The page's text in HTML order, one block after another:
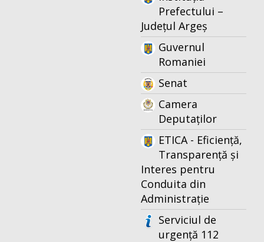
Prefectului –
Județul Argeș
Guvernul
Romaniei
Senat
Camera
Deputaților
ETICA - Eficiență,
Transparență și
Interes pentru
Conduita din
Administrație
Serviciul de
urgență 112